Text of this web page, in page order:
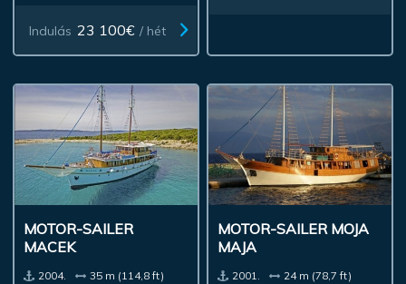
Indulás 23 100€ / hét
MOTOR-SAILER
MACEK
2004.
35 m (114,8 ft)
MOTOR-SAILER MOJA
MAJA
2001.
24 m (78,7 ft)